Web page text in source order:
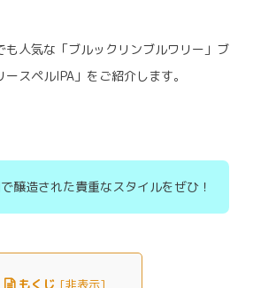
も人気な「ブルックリンブルワリー」ブ
スペルIPA」をご紹介します。
醸造された貴重なスタイルをぜひ！
もくじ [非表示]